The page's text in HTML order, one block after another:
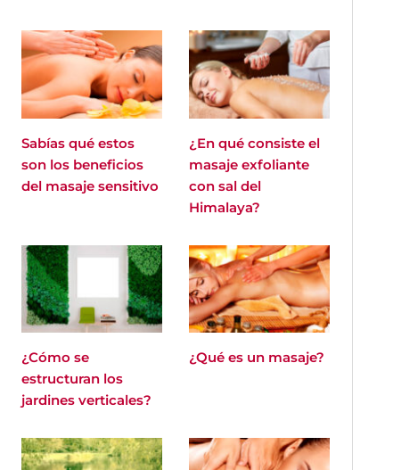
Sabías qué estos
son los beneficios
del masaje sensitivo
¿En qué consiste el
masaje exfoliante
con sal del
Himalaya?
¿Cómo se
estructuran los
jardines verticales?
¿Qué es un masaje?